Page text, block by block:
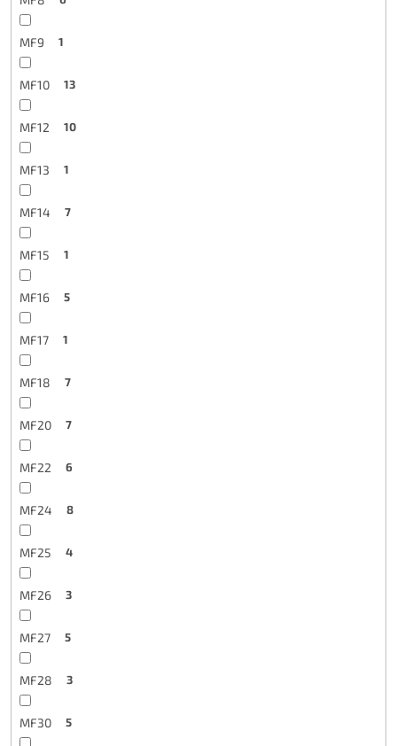
MF9 1
MF10 13
MF12 10
MF13 1
MF14 7
MF15 1
MF16 5
MF17 1
MF18 7
MF20 7
MF22 6
MF24 8
MF25 4
MF26 3
MF27 5
MF28 3
MF30 5